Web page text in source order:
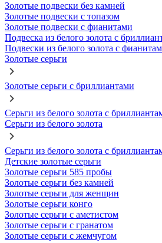
Золотые подвески без камней
Золотые подвески с топазом
Золотые подвески с фианитами
Подвеска из белого золота с
Подвески из белого золота с
Золотые серьги
Золотые серьги с бриллиантами
Серьги из белого золота с
Серьги из белого золота
Серьги из белого золота с
Детские золотые серьги
Золотые серьги 585 пробы
Золотые серьги без камней
Золотые серьги для женщин
Золотые серьги конго
Золотые серьги с аметистом
Золотые серьги с гранатом
Золотые серьги с жемчугом